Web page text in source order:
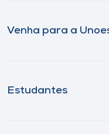
Venha para a
Estudantes